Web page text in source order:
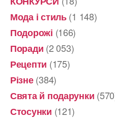
Мода і стиль(1 148)
Подорожі (166)
Поради (2 053)
Рецепти (175)
Різне(384)
Свята й подарунки
Стосунки (121)